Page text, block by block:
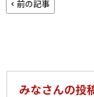
前の記事
みなさんの投